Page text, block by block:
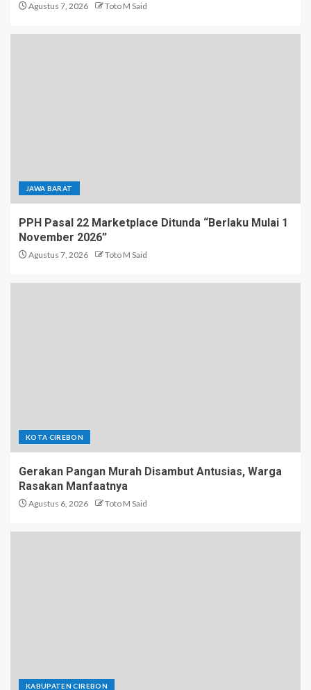
Agustus 7, 2026 Toto M Said
JAWA BARAT
PPH Pasal 22 Marketplace Ditunda “Berlaku Mulai 1
November 2026”
Agustus 7, 2026 Toto M Said
KOTA CIREBON
Gerakan Pangan Murah Disambut Antusias, Warga
Rasakan Manfaatnya
Agustus 6, 2026 Toto M Said
KABUPATEN CIREBON